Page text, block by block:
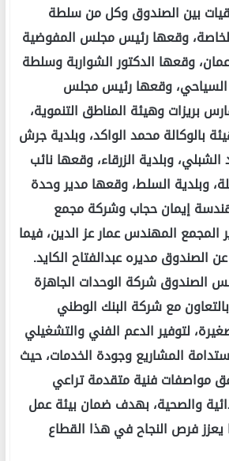
بين الصندوق وكل من سلطة
الخاصة، وقعها رئيس مجلس المفوضية
عمان، وقعها الدكتور الشواربة وسلطة
السياحي، وقعها رئيس مجلس
بريزات وهيئة المناطق التنموية،
بالوكالة محمد الواكد، وبلدية جرش
وبلدية الزرقاء، وقعها نائب
وبلدية السلط، وقعها مدير وحدة
إيمان حجاب وشركة مجمع
المجمع المهندس عمار عز الدين، فيما
الصندوق مديره عبدالفتاح الكايد.
الصندوق شركة الوحدات الجاهزة
مع شركة البنك الوطني
لتوفير الدعم الفني والتشغيلي
المشاريع وجودة الخدمات، حيث
مواصفات فنية متقدمة تراعي
والصحية، بهدف ضمان بيئة عمل
يعزز فرص النجاح في هذا القطاع